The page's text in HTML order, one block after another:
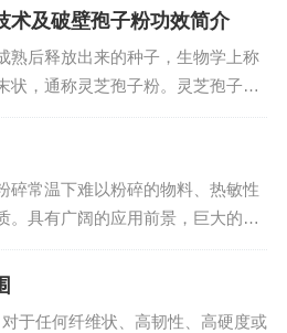
的技术优势在食品、中药、生
术及破壁孢子粉功效简介
后释放出来的种子，生物学上称
状，通称灵芝孢子粉。灵芝孢子粉
，大约出产1000公斤原木灵芝才能
学研究证明，孢子内含有比灵芝
常温下难以粉碎的物料、热敏性
。具有广阔的应用前景，巨大的潜
轮制冷可以避免常规的液氮致
化程度，只需冷却至硬化状态，
任何纤维状、高韧性、高硬度或